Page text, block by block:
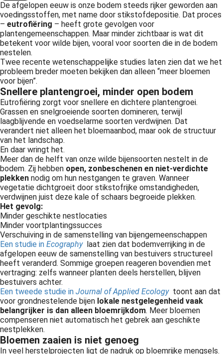
De afgelopen eeuw is onze bodem steeds rijker geworden aan
voedingsstoffen, met name door stikstofdepositie. Dat proces
– eutrofiëring – heeft grote gevolgen voor
plantengemeenschappen. Maar minder zichtbaar is wat dit
betekent voor wilde bijen, vooral voor soorten die in de bodem
nestelen.
Twee recente wetenschappelijke studies laten zien dat we het
probleem breder moeten bekijken dan alleen “meer bloemen
voor bijen”.
Snellere plantengroei, minder open bodem
Eutrofiëring zorgt voor snellere en dichtere plantengroei.
Grassen en snelgroeiende soorten domineren, terwijl
laagblijvende en voedselarme soorten verdwijnen. Dat
verandert niet alleen het bloemaanbod, maar ook de structuur
van het landschap.
En daar wringt het.
Meer dan de helft van onze wilde bijensoorten nestelt in de
bodem. Zij hebben open, zonbeschenen en niet-verdichte
plekken nodig om hun nestgangen te graven. Wanneer
vegetatie dichtgroeit door stikstofrijke omstandigheden,
verdwijnen juist deze kale of schaars begroeide plekken.
Het gevolg:
Minder geschikte nestlocaties
Minder voortplantingssucces
Verschuiving in de samenstelling van bijengemeenschappen
Een studie in Ecography laat zien dat bodemverrijking in de
afgelopen eeuw de samenstelling van bestuivers structureel
heeft veranderd. Sommige groepen reageren bovendien met
vertraging: zelfs wanneer planten deels herstellen, blijven
bestuivers achter.
Een tweede studie in Journal of Applied Ecology toont aan dat
voor grondnestelende bijen lokale nestgelegenheid vaak
belangrijker is dan alleen bloemrijkdom. Meer bloemen
compenseren niet automatisch het gebrek aan geschikte
nestplekken.
Bloemen zaaien is niet genoeg
In veel herstelprojecten ligt de nadruk op bloemrijke mengsels.